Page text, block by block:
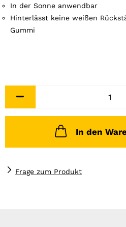
In der Sonne anwendbar
Hinterlässt keine weißen
Gummi
In den
Frage zum Produkt